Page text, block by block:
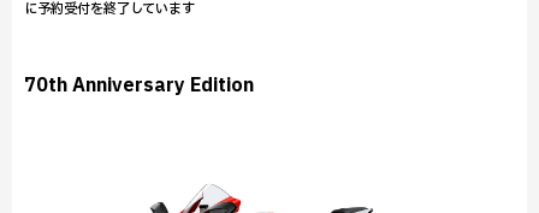
に予約受付を終了しています
70th Anniversary Edition